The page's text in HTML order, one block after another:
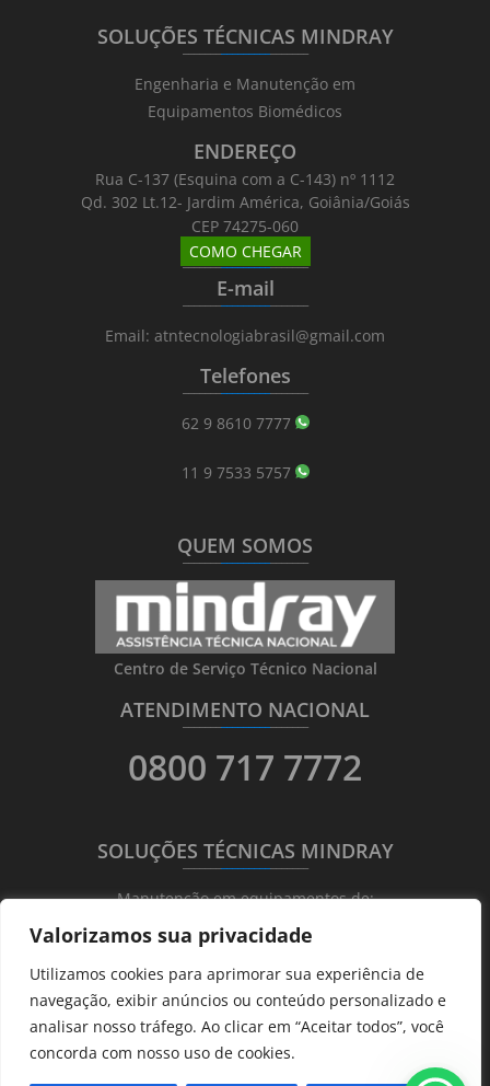
Valorizamos sua privacidade
Utilizamos cookies para aprimorar sua experiência de
navegação, exibir anúncios ou conteúdo personalizado e
analisar nosso tráfego. Ao clicar em “Aceitar todos”, você
concorda com nosso uso de cookies.
SOLUÇÕES TÉCNICAS MINDRAY
_______________________
Engenharia e Manutenção em
Equipamentos Biomédicos
ENDEREÇO
Rua C-137 (Esquina com a C-143) nº 1112
Qd. 302 Lt.12- Jardim América, Goiânia/Goiás
CEP 74275-060
COMO CHEGAR
_______________________
E-mail
_______________________
Email: atntecnologiabrasil@gmail.com
Telefones
_______________________
62 9 8610 7777
11 9 7533 5757
QUEM SOMOS
_______________________
Centro de Serviço Técnico Nacional
ATENDIMENTO NACIONAL
_______________________
0800 717 7772
SOLUÇÕES TÉCNICAS MINDRAY
_______________________
Manutenção em equipamentos de:
Ultrassonografia
Ecocardiografia
Transdutores
Hematológicos